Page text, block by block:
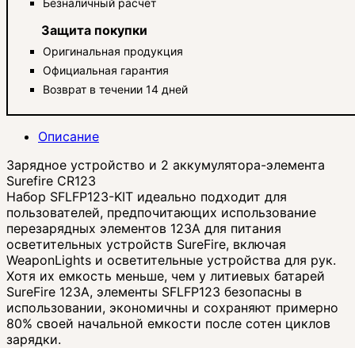
Защита покупки
Оригинальная продукция
Официальная гарантия
Возврат в течении 14 дней
Описание
Зарядное устройство и 2 аккумулятора-элемента
Surefire CR123
Набор SFLFP123-KIT идеально подходит для
пользователей, предпочитающих использование
перезарядных элементов 123A для питания
осветительных устройств SureFire, включая
WeaponLights и осветительные устройства для рук.
Хотя их емкость меньше, чем у литиевых батарей
SureFire 123A, элементы SFLFP123 безопасны в
использовании, экономичны и сохраняют примерно
80% своей начальной емкости после сотен циклов
зарядки.